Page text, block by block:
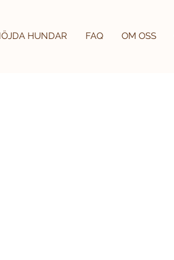
HUNDAR FAQ OM OSS